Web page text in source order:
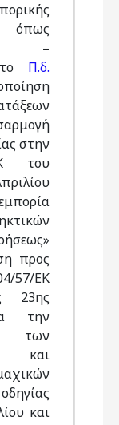
όπως
–
Π.δ.
στην
του
προς
ΕΚ
23ης
την
των
και
και